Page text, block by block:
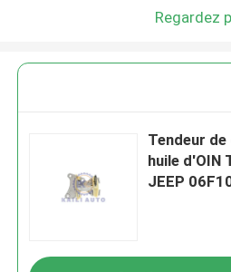
Regardez
Tendeur de
huile d'OIN
JEEP